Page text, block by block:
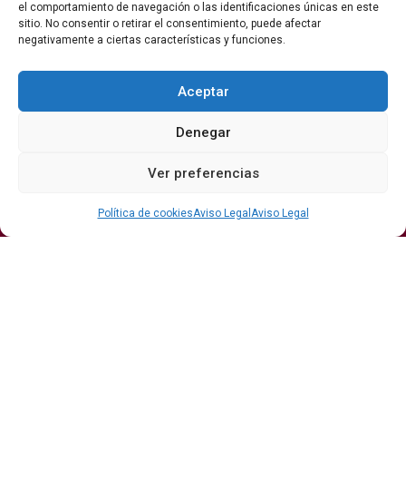
el comportamiento de navegación o las identificaciones únicas en este
sitio. No consentir o retirar el consentimiento, puede afectar
negativamente a ciertas características y funciones.
Aceptar
Denegar
Ver preferencias
Política de cookiesAviso Legal Aviso Legal
La revista del vino y la gastronomía.
Gastronomía
Protagonistas